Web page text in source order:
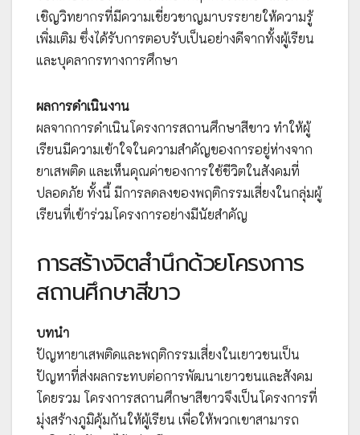
เชิญวิทยากรที่มีความเชี่ยวชาญมาบรรยายให้ความรู้
เพิ่มเติม ซึ่งได้รับการตอบรับเป็นอย่างดีจากทั้งผู้เรียน
และบุคลากรทางการศึกษา
ผลการดำเนินงาน
ผลจากการดำเนินโครงการสถานศึกษาสีขาว ทำให้ผู้
เรียนมีความเข้าใจในความสำคัญของการอยู่ห่างจาก
ยาเสพติด และเห็นคุณค่าของการใช้ชีวิตในสังคมที่
ปลอดภัย ทั้งนี้ มีการลดลงของพฤติกรรมเสี่ยงในกลุ่มผู้
เรียนที่เข้าร่วมโครงการอย่างมีนัยสำคัญ
การสร้างจิตสำนึกด้วยโครงการ
สถานศึกษาสีขาว
บทนำ
ปัญหายาเสพติดและพฤติกรรมเสี่ยงในเยาวชนเป็น
ปัญหาที่ส่งผลกระทบต่อการพัฒนาเยาวชนและสังคม
โดยรวม โครงการสถานศึกษาสีขาวจึงเป็นโครงการที่
มุ่งสร้างภูมิคุ้มกันให้ผู้เรียน เพื่อให้พวกเขาสามารถ